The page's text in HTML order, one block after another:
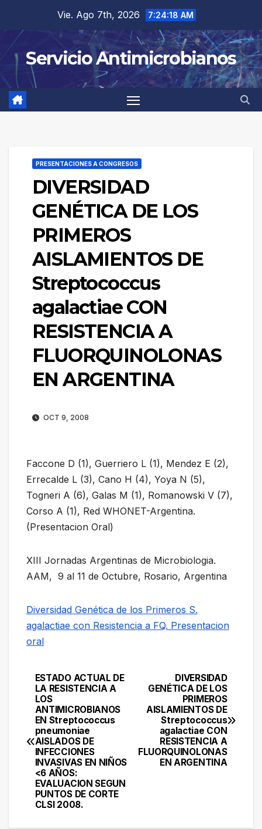
contenido
Vie. Ago 7th, 2026 7:24:18 AM
Servicio Antimicrobianos
PRESENTACIONES A CONGRESOS
DIVERSIDAD
GENÉTICA DE LOS
PRIMEROS
AISLAMIENTOS DE
Streptococcus
agalactiae CON
RESISTENCIA A
FLUORQUINOLONAS
EN ARGENTINA
OCT 9, 2008
Faccone D (1), Guerriero L (1), Mendez E (2),
Errecalde L (3), Cano H (4), Yoya N (5),
Togneri A (6), Galas M (1), Romanowski V (7),
Corso A (1), Red WHONET-Argentina.
(Presentacion Oral)
XIII Jornadas Argentinas de Microbiologia.
AAM, 9 al 11 de Octubre, Rosario, Argentina
Diversidad Genética de los Primeros S.
agalactiae con Resistencia a FQ. Presentacion
oral
Navegación
de
entradas
DIVERSIDAD
GENÉTICA DE LOS
PRIMEROS
AISLAMIENTOS DE
Streptococcus
agalactiae CON
RESISTENCIA A
FLUORQUINOLONAS
EN ARGENTINA
ESTADO ACTUAL DE
LA RESISTENCIA A
LOS
ANTIMICROBIANOS
EN Streptococcus
pneumoniae
AISLADOS DE
INFECCIONES
INVASIVAS EN NIÑOS
<6 AÑOS:
EVALUACION SEGUN
PUNTOS DE CORTE
CLSI 2008.